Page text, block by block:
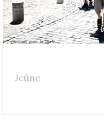
Jeûne